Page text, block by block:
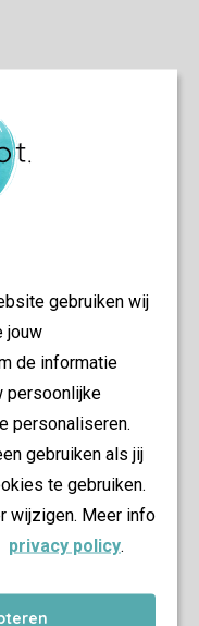
gebruiken wij
jouw
de informatie
persoonlijke
personaliseren.
gebruiken als jij
te gebruiken.
wijzigen. Meer info
privacy policy.